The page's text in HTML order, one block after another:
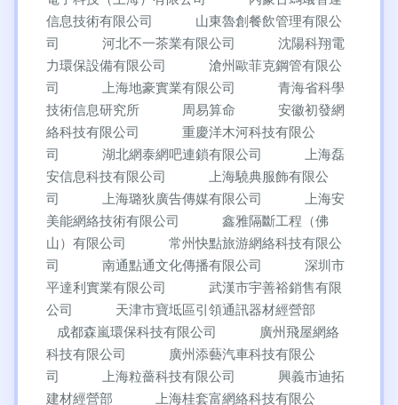
信息技術有限公司
山東魯創餐飲管理有限公
司
河北不一茶業有限公司
沈陽科翔電
力環保設備有限公司
滄州歐菲克鋼管有限公
司
上海地豪實業有限公司
青海省科學
技術信息研究所
周易算命
安徽初發網
絡科技有限公司
重慶洋木河科技有限公
司
湖北網泰網吧連鎖有限公司
上海磊
安信息科技有限公司
上海驍典服飾有限公
司
上海璐狄廣告傳媒有限公司
上海安
美能網絡技術有限公司
鑫雅隔斷工程（佛
山）有限公司
常州快點旅游網絡科技有限公
司
南通點通文化傳播有限公司
深圳市
平達利實業有限公司
武漢市宇善裕銷售有限
公司
天津市寶坻區引領通訊器材經營部
成都森嵐環保科技有限公司
廣州飛屋網絡
科技有限公司
廣州添藝汽車科技有限公
司
上海粒薔科技有限公司
興義市迪拓
建材經營部
上海桂套富網絡科技有限公